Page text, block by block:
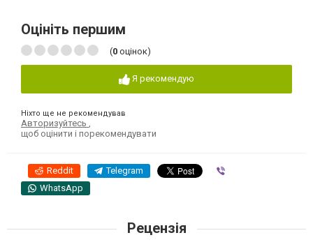
Оцініть першим
(0 оцінок)
Я рекомендую
Ніхто ще не рекомендував
Авторизуйтесь
щоб оцінити і порекомендувати
Reddit Telegram
WhatsApp
Рецензія